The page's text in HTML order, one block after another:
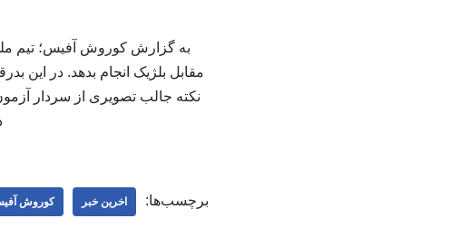
به گزارش کوروش آفیس؛ تیم
مقابل بلژیک انجام بدهد. در
نکته جالب تصویری از سردار
برچسب‌ها: اخرین خبر کوروش